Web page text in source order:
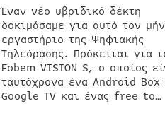
Έναν νέο υβριδικό δέκτη
δοκιμάσαμε για αυτό τον
εργαστήριο της Ψηφιακής
Τηλεόρασης. Πρόκειται για
Fobem VISION S, ο οποίος
ταυτόχρονα ένα Android Box
Google TV και ένας free to…